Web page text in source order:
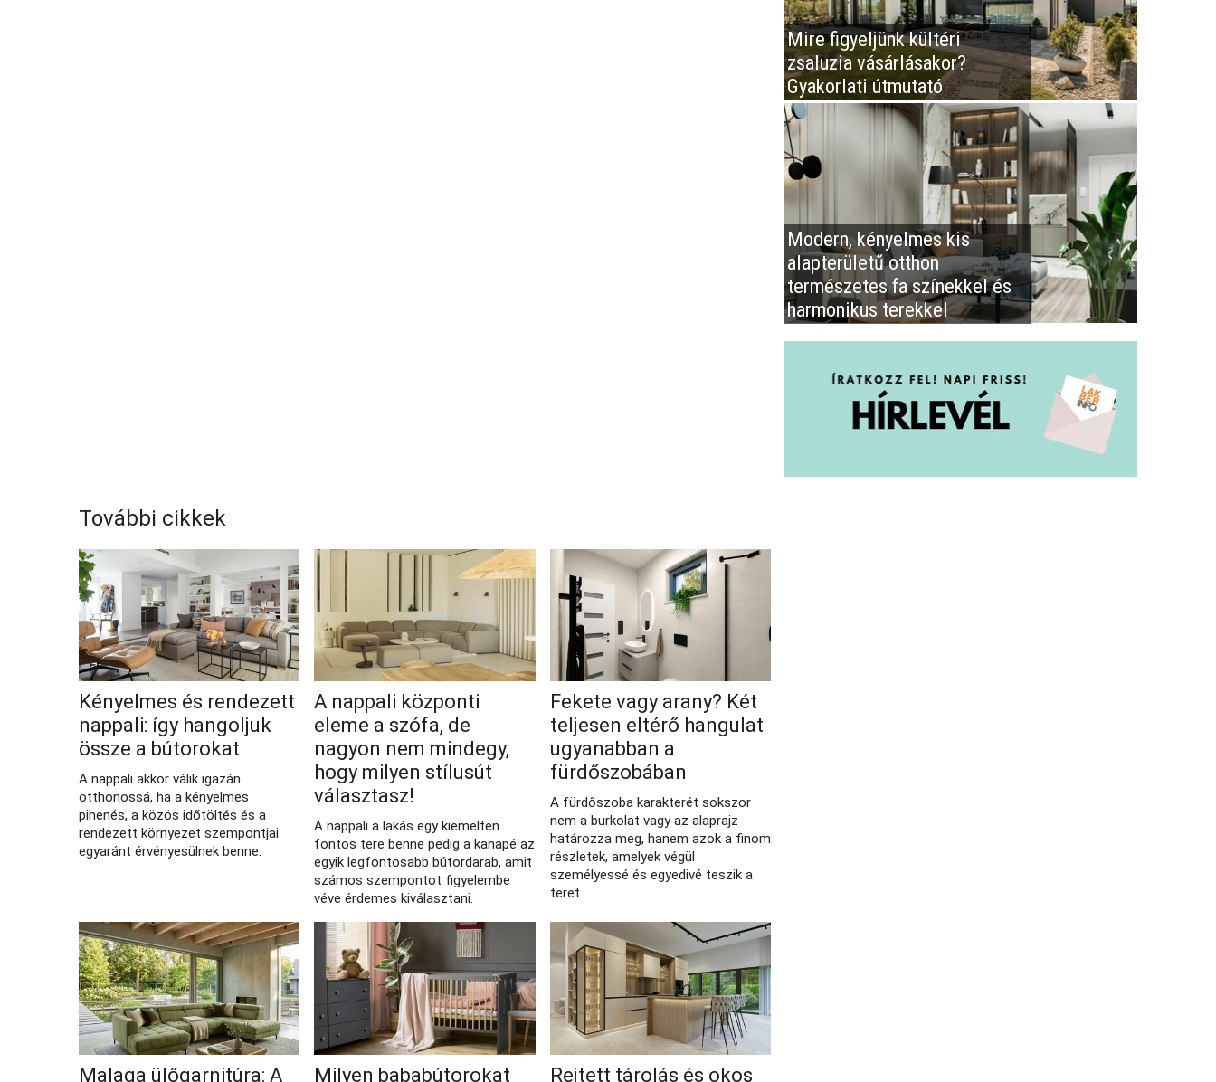
További cikkek
Kényelmes és rendezett
nappali: így hangoljuk
össze a bútorokat
A nappali akkor válik igazán
otthonossá, ha a kényelmes
pihenés, a közös időtöltés és a
rendezett környezet szempontjai
egyaránt érvényesülnek benne.
A nappali központi
eleme a szófa, de
nagyon nem mindegy,
hogy milyen stílusút
választasz!
A nappali a lakás egy kiemelten
fontos tere benne pedig a kanapé az
egyik legfontosabb bútordarab, amit
számos szempontot figyelembe
véve érdemes kiválasztani.
Fekete vagy arany? Két
teljesen eltérő hangulat
ugyanabban a
fürdőszobában
A fürdőszoba karakterét sokszor
nem a burkolat vagy az alaprajz
határozza meg, hanem azok a finom
részletek, amelyek végül
személyessé és egyedivé teszik a
teret.
Malaga ülőgarnitúra: A Milyen bababútorokat Rejtett tárolás és okos
Mire figyeljünk kültéri
zsaluzia vásárlásakor?
Gyakorlati útmutató
Modern, kényelmes kis
alapterületű otthon
természetes fa színekkel és
harmonikus terekkel